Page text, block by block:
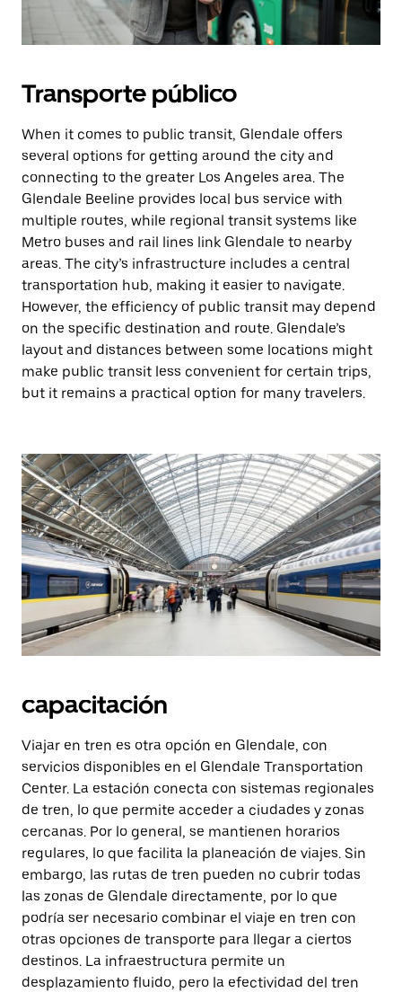
Transporte público
When it comes to public transit, Glendale offers
several options for getting around the city and
connecting to the greater Los Angeles area. The
Glendale Beeline provides local bus service with
multiple routes, while regional transit systems like
Metro buses and rail lines link Glendale to nearby
areas. The city’s infrastructure includes a central
transportation hub, making it easier to navigate.
However, the efficiency of public transit may depend
on the specific destination and route. Glendale’s
layout and distances between some locations might
make public transit less convenient for certain trips,
but it remains a practical option for many travelers.
capacitación
Viajar en tren es otra opción en Glendale, con
servicios disponibles en el Glendale Transportation
Center. La estación conecta con sistemas regionales
de tren, lo que permite acceder a ciudades y zonas
cercanas. Por lo general, se mantienen horarios
regulares, lo que facilita la planeación de viajes. Sin
embargo, las rutas de tren pueden no cubrir todas
las zonas de Glendale directamente, por lo que
podría ser necesario combinar el viaje en tren con
otras opciones de transporte para llegar a ciertos
destinos. La infraestructura permite un
desplazamiento fluido, pero la efectividad del tren